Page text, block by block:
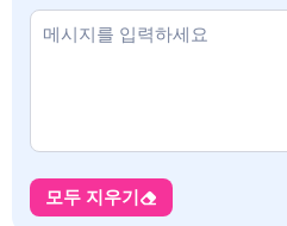
모두 지우기